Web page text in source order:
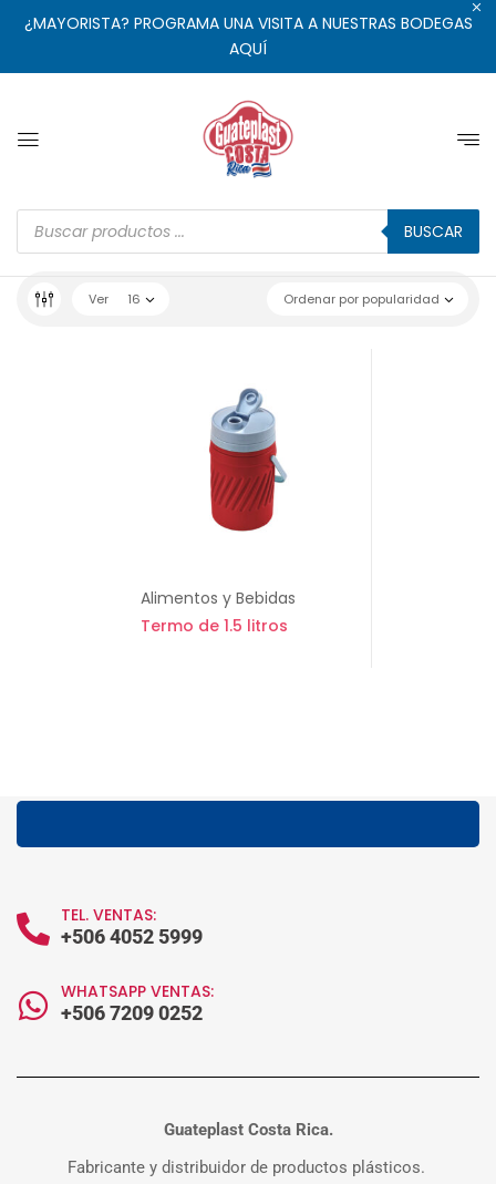
¿MAYORISTA? PROGRAMA UNA VISITA A NUESTRAS BODEGAS
AQUÍ
BUSCAR
Ordenar por popularidad
Ver 16
Alimentos y Bebidas
Termo de 1.5 litros
TEL. VENTAS:
+506 4052 5999
WHATSAPP VENTAS:
+506 7209 0252
Guateplast Costa Rica.
Fabricante y distribuidor de productos plásticos.